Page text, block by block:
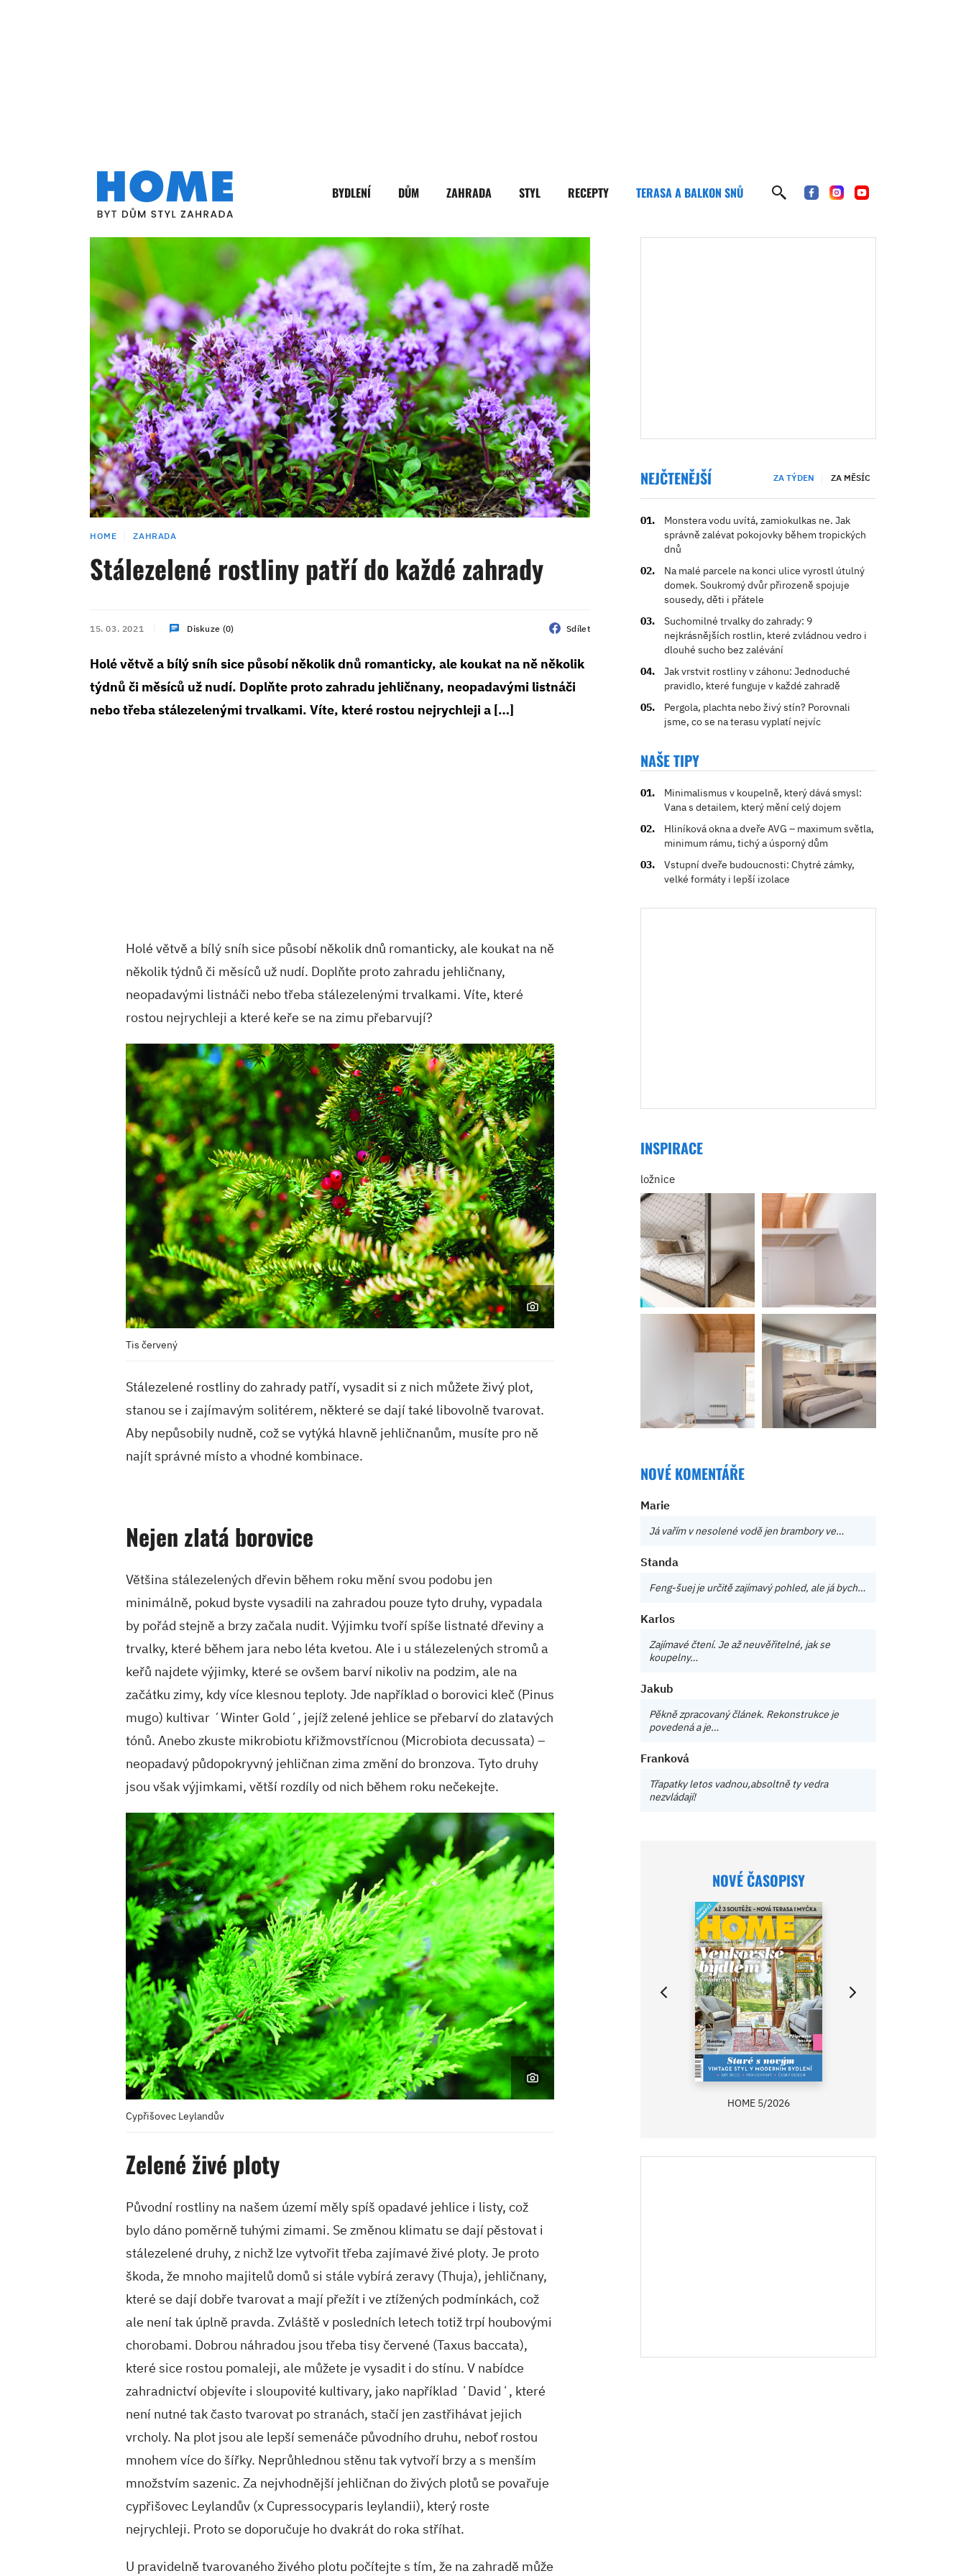
BYDLENÍ DŮM ZAHRADA STYL RECEPTY TERASA A BALKON SNŮ
HOME ZAHRADA
Stálezelené rostliny patří do každé zahrady
15. 03. 2021 Diskuze (0) Sdílet
Holé větvě a bílý sníh sice působí několik dnů romanticky, ale koukat na ně několik
týdnů či měsíců už nudí. Doplňte proto zahradu jehličnany, neopadavými listnáči
nebo třeba stálezelenými trvalkami. Víte, které rostou nejrychleji a […]
Holé větvě a bílý sníh sice působí několik dnů romanticky, ale koukat na ně
několik týdnů či měsíců už nudí. Doplňte proto zahradu jehličnany,
neopadavými listnáči nebo třeba stálezelenými trvalkami. Víte, které
rostou nejrychleji a které keře se na zimu přebarvují?
Tis červený
Stálezelené rostliny do zahrady patří, vysadit si z nich můžete živý plot,
stanou se i zajímavým solitérem, některé se dají také libovolně tvarovat.
Aby nepůsobily nudně, což se vytýká hlavně jehličnanům, musíte pro ně
najít správné místo a vhodné kombinace.
Nejen zlatá borovice
Většina stálezelených dřevin během roku mění svou podobu jen
minimálně, pokud byste vysadili na zahradou pouze tyto druhy, vypadala
by pořád stejně a brzy začala nudit. Výjimku tvoří spíše listnaté dřeviny a
trvalky, které během jara nebo léta kvetou. Ale i u stálezelených stromů a
keřů najdete výjimky, které se ovšem barví nikoliv na podzim, ale na
začátku zimy, kdy více klesnou teploty. Jde například o borovici kleč (Pinus
mugo) kultivar ´Winter Gold´, jejíž zelené jehlice se přebarví do zlatavých
tónů. Anebo zkuste mikrobiotu křižmovstřícnou (Microbiota decussata) –
neopadavý půdopokryvný jehličnan zima změní do bronzova. Tyto druhy
jsou však výjimkami, větší rozdíly od nich během roku nečekejte.
Cypřišovec Leylandův
Zelené živé ploty
Původní rostliny na našem území měly spíš opadavé jehlice i listy, což
bylo dáno poměrně tuhými zimami. Se změnou klimatu se dají pěstovat i
stálezelené druhy, z nichž lze vytvořit třeba zajímavé živé ploty. Je proto
škoda, že mnoho majitelů domů si stále vybírá zeravy (Thuja), jehličnany,
které se dají dobře tvarovat a mají přežít i ve ztížených podmínkách, což
ale není tak úplně pravda. Zvláště v posledních letech totiž trpí houbovými
chorobami. Dobrou náhradou jsou třeba tisy červené (Taxus baccata),
které sice rostou pomaleji, ale můžete je vysadit i do stínu. V nabídce
zahradnictví objevíte i sloupovité kultivary, jako například ʼDavidʼ, které
není nutné tak často tvarovat po stranách, stačí jen zastřihávat jejich
vrcholy. Na plot jsou ale lepší semenáče původního druhu, neboť rostou
mnohem více do šířky. Neprůhlednou stěnu tak vytvoří brzy a s menším
množstvím sazenic. Za nejvhodnější jehličnan do živých plotů se povařuje
cypřišovec Leylandův (x Cupressocyparis leylandii), který roste
nejrychleji. Proto se doporučuje ho dvakrát do roka stříhat.
U pravidelně tvarovaného živého plotu počítejte s tím, že na zahradě může
NEJČTENĚJŠÍ ZA TÝDEN ZA MĚSÍC
Monstera vodu uvítá, zamiokulkas ne. Jak
správně zalévat pokojovky během tropických
dnů
Na malé parcele na konci ulice vyrostl útulný
domek. Soukromý dvůr přirozeně spojuje
sousedy, děti i přátele
Suchomilné trvalky do zahrady: 9
nejkrásnějších rostlin, které zvládnou vedro i
dlouhé sucho bez zalévání
Jak vrstvit rostliny v záhonu: Jednoduché
pravidlo, které funguje v každé zahradě
Pergola, plachta nebo živý stín? Porovnali
jsme, co se na terasu vyplatí nejvíc
NAŠE TIPY
Minimalismus v koupelně, který dává smysl:
Vana s detailem, který mění celý dojem
Hliníková okna a dveře AVG – maximum světla,
minimum rámu, tichý a úsporný dům
Vstupní dveře budoucnosti: Chytré zámky,
velké formáty i lepší izolace
INSPIRACE
ložnice
NOVÉ KOMENTÁŘE
Marie
Já vařím v nesolené vodě jen brambory ve…
Standa
Feng-šuej je určitě zajímavý pohled, ale já bych…
Karlos
Zajímavé čtení. Je až neuvěřitelné, jak se
koupelny…
Jakub
Pěkně zpracovaný článek. Rekonstrukce je
povedená a je…
Franková
Třapatky letos vadnou,absoltně ty vedra
nezvládají!
NOVÉ ČASOPISY
HOME 5/2026
V ZAHRADĚ 2/2026